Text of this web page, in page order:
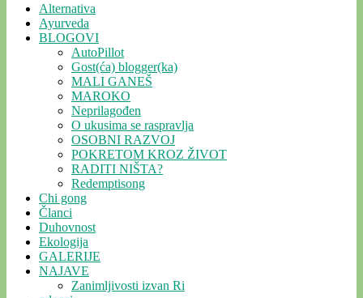
Alternativa
Ayurveda
BLOGOVI
AutoPillot
Gost(ća) blogger(ka)
MALI GANEŠ
MAROKO
Neprilagođen
O ukusima se raspravlja
OSOBNI RAZVOJ
POKRETOM KROZ ŽIVOT
RADITI NIŠTA?
Redemptisong
Chi gong
Članci
Duhovnost
Ekologija
GALERIJE
NAJAVE
Zanimljivosti izvan Ri